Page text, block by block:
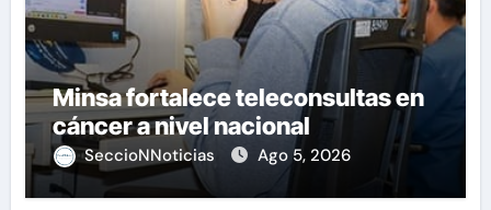
Minsa fortalece teleconsultas en
cáncer a nivel nacional
SeccioNNoticias Ago 5, 2026